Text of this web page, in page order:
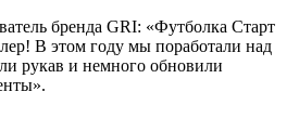
бренда GRI: «Футболка Старт
В этом году мы поработали над
рукав и немного обновили